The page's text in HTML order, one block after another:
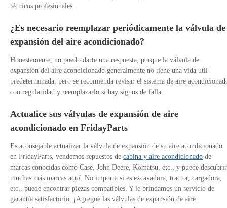
técnicos profesionales.
¿Es necesario reemplazar periódicamente la válvula de
expansión del aire acondicionado?
Honestamente, no puedo darte una respuesta, porque la válvula de
expansión del aire acondicionado generalmente no tiene una vida útil
predeterminada, pero se recomienda revisar el sistema de aire
con regularidad y reemplazarlo si hay signos de falla.
Actualice sus válvulas de expansión de aire
acondicionado en FridayParts
Es aconsejable actualizar la válvula de expansión de su aire acondicionado
en FridayParts, vendemos repuestos de cabina y aire acondicionado de
marcas conocidas como Case, John Deere, Komatsu, etc., y puede descubrir
muchas más marcas aquí. No importa si es excavadora, tractor, cargadora,
etc., puede encontrar piezas compatibles. Y le brindamos un servicio de
garantía satisfactorio. ¡Agregue las válvulas de expansión de aire